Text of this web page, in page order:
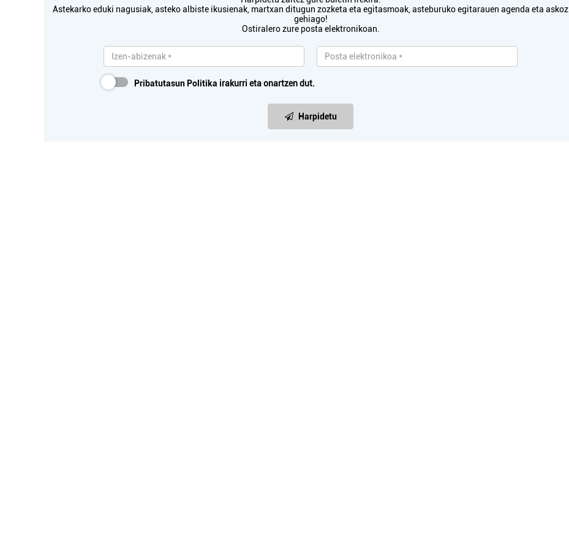
Astekarko eduki nagusiak, asteko albiste ikusienak, martxan ditugun zozketa eta egitasmoak, asteburuko egitarauen agenda eta askoz
gehiago!
Ostiralero zure posta elektronikoan.
Pribatutasun Politika irakurri eta onartzen dut.
Harpidetu
Oiartzun Oiartzun Oiartzun